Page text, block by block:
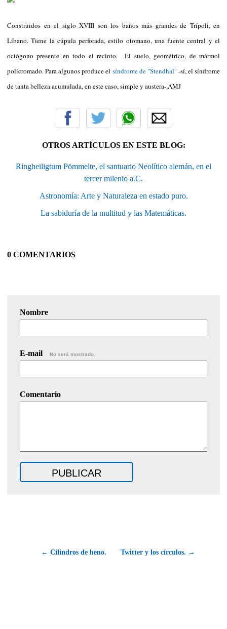
Construidos en el siglo XVIII son los baños más grandes de Trípoli, en
Líbano. Tiene la cúpula perforada, estilo otomano, una fuente central y el
octógono presente en todo el recinto. El suelo, geométrico, de mármol
policromado. Para algunos produce el síndrome de "Stendhal"-sí, el síndrome
de tanta belleza acumulada, en este caso, simple y austera-.AMJ
OTROS ARTÍCULOS EN ESTE BLOG:
Ringheiligtum Pömmelte, el santuario Neolítico alemán, en el
tercer milenio a.C.
Astronomía: Arte y Naturaleza en estado puro.
La sabiduría de la multitud y las Matemáticas.
0 COMENTARIOS
Nombre
E-mail No será mostrado.
Comentario
← Cilindros de heno. Twitter y los círculos. →